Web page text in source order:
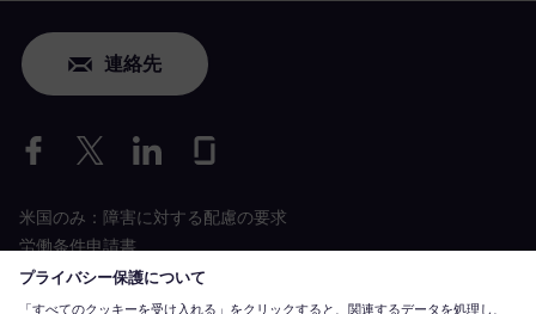
連絡先
米国のみ：障害に対する配慮の要求
労働条件申請書
siemens-energy.comグローバルウェブサイト